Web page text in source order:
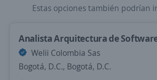
Estas opciones también podrían
Analista Arquitectura de
Welii Colombia Sas
Bogotá, D.C., Bogotá, D.C.